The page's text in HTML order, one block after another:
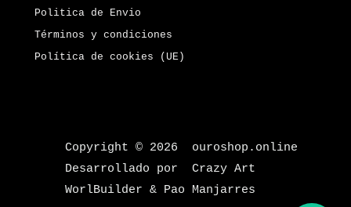
Politica de Envio
Términos y condiciones
Política de cookies (UE)
Copyright © 2026 ouroshop.online
Desarrollado por Crazy Art
WorlBuilder & Pao Manjarres